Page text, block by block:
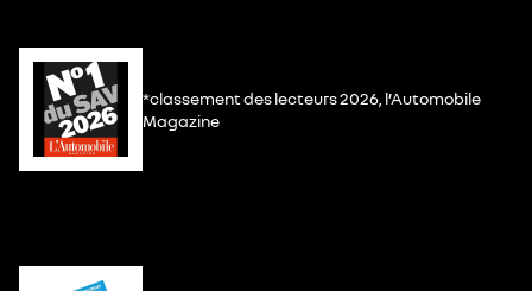
*classement des lecteurs 2026, l’Automobile
Magazine